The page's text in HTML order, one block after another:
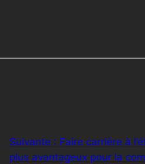
Suivante : Faire carrière à
plus avantageux pour la